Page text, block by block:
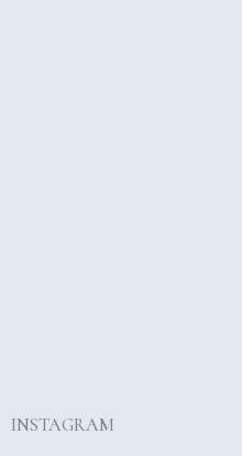
INSTAGRAM